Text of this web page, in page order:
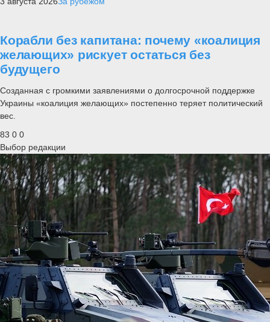
Корабли без капитана: почему «коалиция
желающих» рискует остаться без
будущего
Созданная с громкими заявлениями о долгосрочной поддержке
Украины «коалиция желающих» постепенно теряет политический
вес.
83 0 0
Выбор редакции